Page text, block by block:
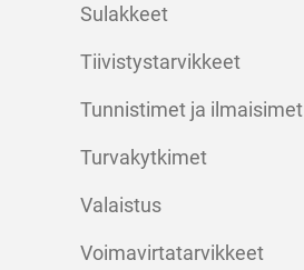
Sulakkeet
Tiivistystarvikkeet
Tunnistimet ja ilmaisimet
Turvakytkimet
Valaistus
Voimavirtatarvikkeet